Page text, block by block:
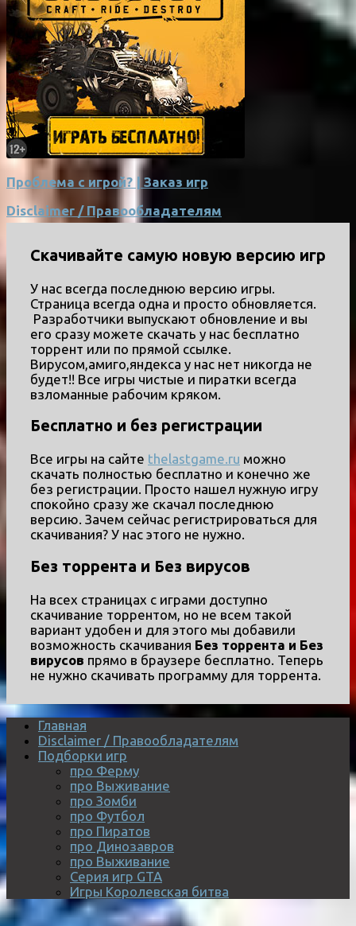
Проблема с игрой? | Заказ игр
Disclaimer / Правообладателям
Скачивайте самую новую версию игр
У нас всегда последнюю версию игры.
Страница всегда одна и просто обновляется.
Разработчики выпускают обновление и вы
его сразу можете скачать у нас бесплатно
торрент или по прямой ссылке.
Вирусом,амиго,яндекса у нас нет никогда не
будет!! Все игры чистые и пиратки всегда
взломанные рабочим кряком.
Бесплатно и без регистрации
Все игры на сайте thelastgame.ru можно
скачать полностью бесплатно и конечно же
без регистрации. Просто нашел нужную игру
спокойно сразу же скачал последнюю
версию. Зачем сейчас регистрироваться для
скачивания? У нас этого не нужно.
Без торрента и Без вирусов
На всех страницах с играми доступно
скачивание торрентом, но не всем такой
вариант удобен и для этого мы добавили
возможность скачивания Без торрента и Без
вирусов прямо в браузере бесплатно. Теперь
не нужно скачивать программу для торрента.
Главная
Disclaimer / Правообладателям
Подборки игр
про Ферму
про Выживание
про Зомби
про Футбол
про Пиратов
про Динозавров
про Выживание
Серия игр GTA
Игры Королевская битва